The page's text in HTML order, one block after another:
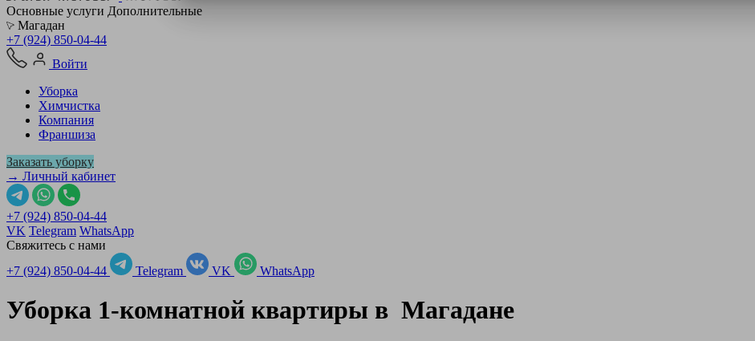
Основные услуги Дополнительные
Магадан
+7 (924) 850-04-44
Войти
Уборка
Химчистка
Компания
Франшиза
Заказать уборку
→ Личный кабинет
+7 (924) 850-04-44
VK Telegram WhatsApp
Свяжитесь с нами
+7 (924) 850-04-44
Telegram VK WhatsApp
Уборка 1-комнатной квартиры в Магадане